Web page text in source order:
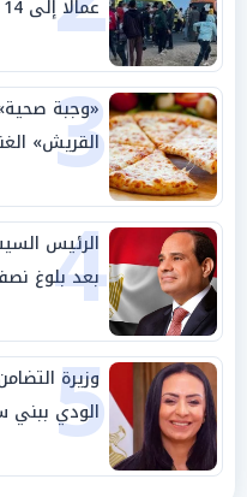
عمالًا إلى 14 شخصًا
3
«وجبة
القريش»
4
الرئيس
بعد بلوغ
5
وزيرة
الودي